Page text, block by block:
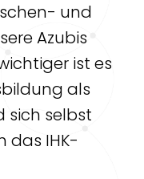
und
Azubis
ist es
als
sich selbst
das IHK-